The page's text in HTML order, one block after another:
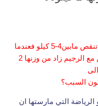
أختى ليست سمينه كثيراً فقد تحتاج ان تنقص مابين4-5 كيلو فعندما
عملت الرجيم لتنقص من وزنها 00 ولكن مع الرجيم زاد من وزنها 2
التي مارستها ان